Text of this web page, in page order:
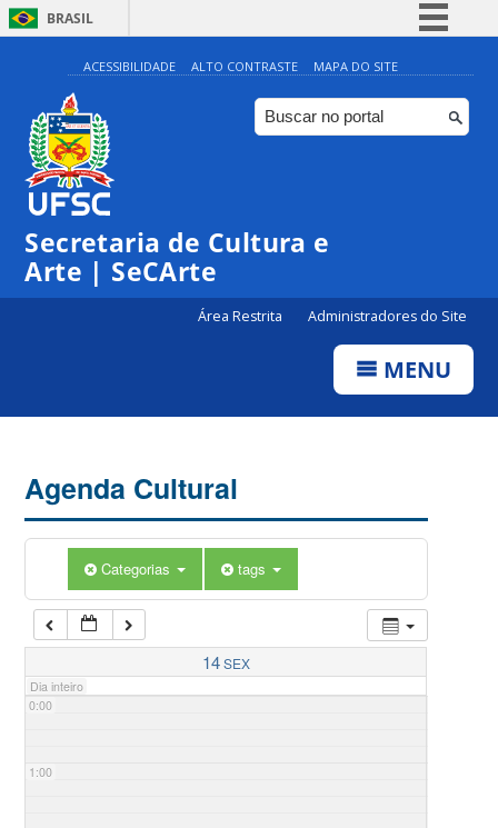
BRASIL
Simplifique!
Comunica BR
Participe
ACESSIBILIDADE ALTO CONTRASTE MAPA DO SITE
Secretaria de Cultura e
Arte | SeCArte
Área Restrita Administradores do Site
MENU
Agenda Cultural
Categorias tags
14SEX
Dia inteiro
0:00
1:00